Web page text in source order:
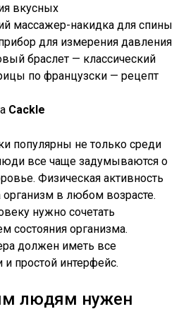
вкусных
массажер-накидка для спины
для измерения давления
браслет — классический
по французски — рецепт
Cackle
популярны не только среди
все чаще задумываются о
Физическая активность
организм в любом возрасте.
нужно сочетать
состояния организма.
должен иметь все
простой интерфейс.
людям нужен